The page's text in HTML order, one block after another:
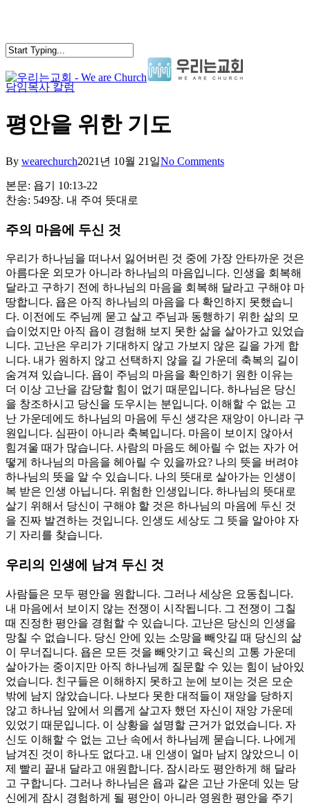
content
search
Menu
담임목사 칼럼
평안을 위한 기도
By wearechurch2021년 10월 21일No Comments
본문: 욥기 10:13-22
찬송: 549장. 내 주여 뜻대로
주의 마음에 두신 것
우리가 하나님을 떠나서 잃어버린 것 중에 가장 안타까운 것은
아름다운 외모가 아니라 하나님의 마음입니다. 인생을 회복해
달라고 구하기 전에 하나님의 마음을 회복해 달라고 구해야 마
땅합니다. 욥은 아직 하나님의 마음을 다 확인하지 못했습니
다. 이전에도 주님께 묻고 살고 주님과 동행하기 위한 삶의 모
습이었지만 아직 욥이 경험해 보지 못한 삶을 살아가고 있었습
니다. 고난은 우리가 기대하지 않고 가보지 않은 길을 가게 합
니다. 내가 원하지 않고 선택하지 않을 길 가운데 축복의 길이
숨겨져 있습니다. 욥이 주님의 마음을 확인하기 원한 이유는
더 이상 고난을 감당할 힘이 없기 때문입니다. 하나님은 당신
을 창조하시고 당신을 도우시는 분입니다. 이해할 수 없는 고
난 가운데에도 하나님의 마음에 두신 생각은 재앙이 아니라 구
원입니다. 심판이 아니라 축복입니다. 마음이 보이지 않아서
힘겨울 때가 많습니다. 사람의 마음도 헤아릴 수 없는 자가 어
떻게 하나님의 마음을 헤아릴 수 있을까요? 나의 뜻을 버려야
하나님의 뜻을 알 수 있습니다. 나의 뜻대로 살아가는 인생이
복 받은 인생 아닙니다. 위험한 인생입니다. 하나님의 뜻대로
살기 위해서 당신이 구해야 할 것은 하나님의 마음에 두신 것
을 진짜 발견하는 것입니다. 인생도 세상도 그 뜻을 알아야 자
기 자리를 찾습니다.
우리의 인생에 남겨 두신 것
사람들은 모두 평안을 원합니다. 그러나 세상은 요동칩니다.
내 마음에서 보이지 않는 전쟁이 시작됩니다. 그 전쟁이 그칠
때 진정한 평안을 경험할 수 있습니다. 고난은 당신의 인생을
망칠 수 없습니다. 당신 안에 있는 소망을 빼앗길 때 당신의 삶
이 무너집니다. 욥은 모든 것을 빼앗기고 육신의 고통 가운데
살아가는 중이지만 아직 하나님께 질문할 수 있는 힘이 남아있
었습니다. 친구들은 이해하지 못하고 눈에 보이는 것은 모순
밖에 남지 않았습니다. 나보다 못한 대적들이 재앙을 당하지
않고 하나님 앞에서 의롭게 살고자 했던 자신이 재앙 가운데
있었기 때문입니다. 이 상황을 설명할 근거가 없었습니다. 자
신도 이해할 수 없는 고난 속에서 하나님께 묻습니다. 나에게
남겨진 것이 하나도 없다고. 내 인생이 얼마 남지 않았으니 이
제 빨리 끝내 달라고 애원합니다. 잠시라도 평안하게 해 달라
고 구합니다. 그러나 하나님은 욥과 같은 고난 가운데 있는 당
신에게 잠시 경험하게 될 평안이 아니라 영원한 평안을 주기